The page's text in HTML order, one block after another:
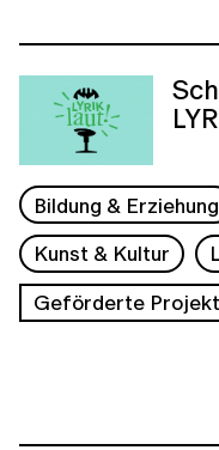
Bildung & Erziehung
Kunst & Kultur
Geförderte